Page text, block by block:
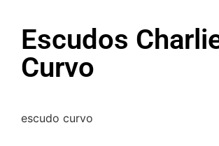
Escudos
Curvo
escudo curvo